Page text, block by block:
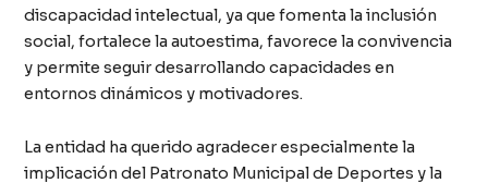
discapacidad intelectual, ya que fomenta la inclusión
social, fortalece la autoestima, favorece la convivencia
y permite seguir desarrollando capacidades en
entornos dinámicos y motivadores.
La entidad ha querido agradecer especialmente la
implicación del Patronato Municipal de Deportes y la